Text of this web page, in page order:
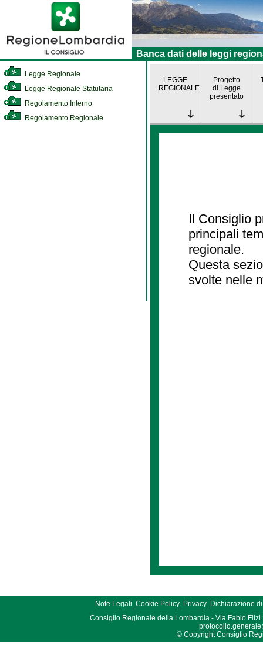
Banca dati delle leggi
Legge Regionale
Legge Regionale Statutaria
Regolamento Interno
Regolamento Regionale
LEGGE
REGIONALE
Progetto
di Legge
presentato
Il Consiglio
principali
regionale.
Questa
svolte nelle
Note Legali Cookie Policy Privacy
Dichiarazione
Consiglio Regionale della Lombardia - Via Fabio Filzi
© Copyright Consiglio